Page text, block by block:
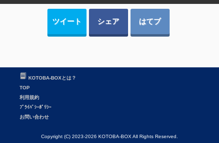
ツイート シェア はてブ
KOTOBA-BOXとは？
TOP
利用規約
ﾌﾟﾗｲﾊﾞｼｰﾎﾟﾘｼｰ
お問い合わせ
Copyright (C) 2023-2026 KOTOBA-BOX All Rights Reserved.